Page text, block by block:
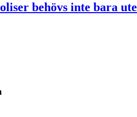
behövs inte bara ute